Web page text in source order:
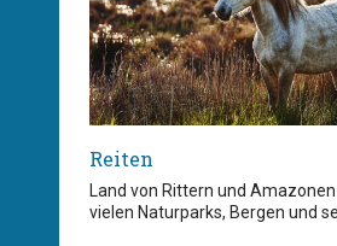
Reiten
Land von Rittern und
vielen Naturparks, Bergen und